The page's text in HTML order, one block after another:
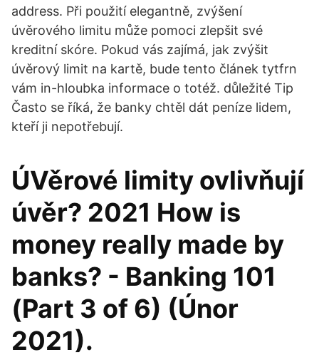
address. Při použití elegantně, zvýšení
úvěrového limitu může pomoci zlepšit své
kreditní skóre. Pokud vás zajímá, jak zvýšit
úvěrový limit na kartě, bude tento článek tytfrn
vám in-hloubka informace o totéž. důležité Tip
Často se říká, že banky chtěl dát peníze lidem,
kteří ji nepotřebují.
ÚVěrové limity ovlivňují
úvěr? 2021 How is
money really made by
banks? - Banking 101
(Part 3 of 6) (Únor
2021).